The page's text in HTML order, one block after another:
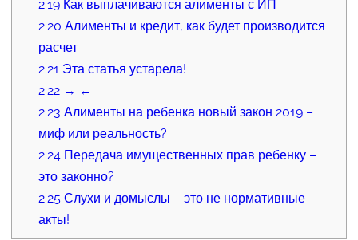
2.19 Как выплачиваются алименты с ИП
2.20 Алименты и кредит, как будет производится
расчет
2.21 Эта статья устарела!
2.22 → ←
2.23 Алименты на ребенка новый закон 2019 –
миф или реальность?
2.24 Передача имущественных прав ребенку –
это законно?
2.25 Слухи и домыслы – это не нормативные
акты!